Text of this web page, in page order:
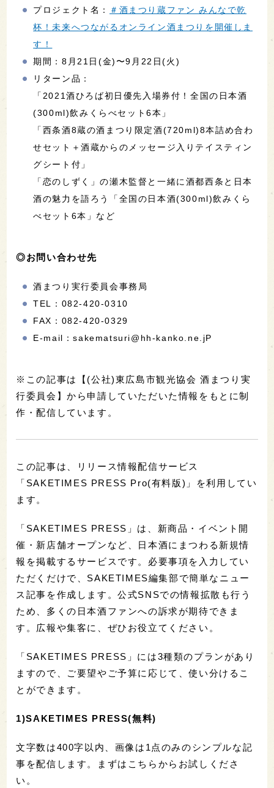
プロジェクト名：
＃酒まつり蔵ファン みんなで乾
杯！未来へつながるオンライン酒まつりを開催しま
す！
期間：8月21日(金)〜9月22日(火)
リターン品：
「2021酒ひろば初日優先入場券付！全国の日本酒
(300ml)飲みくらべセット6本」
「西条酒8蔵の酒まつり限定酒(720ml)8本詰め合わ
せセット＋酒蔵からのメッセージ入りテイスティン
グシート付」
「恋のしずく」の瀬木監督と一緒に酒都西条と日本
酒の魅力を語ろう「全国の日本酒(300ml)飲みくら
べセット6本」など
◎お問い合わせ先
酒まつり実行委員会事務局
TEL：082-420-0310
FAX：082-420-0329
E-mail：sakematsuri@hh-kanko.ne.jP
※この記事は【(公社)東広島市観光協会 酒まつり実
行委員会】から申請していただいた情報をもとに制
作・配信しています。
この記事は、リリース情報配信サービス
「SAKETIMES PRESS Pro(有料版)」を利用してい
ます。
「SAKETIMES PRESS」は、新商品・イベント開
催・新店舗オープンなど、日本酒にまつわる新規情
報を掲載するサービスです。必要事項を入力してい
ただくだけで、SAKETIMES編集部で簡単なニュー
ス記事を作成します。公式SNSでの情報拡散も行う
ため、多くの日本酒ファンへの訴求が期待できま
す。広報や集客に、ぜひお役立てください。
「SAKETIMES PRESS」には3種類のプランがあり
ますので、ご要望やご予算に応じて、使い分けるこ
とができます。
1)SAKETIMES PRESS(無料)
文字数は400字以内、画像は1点のみのシンプルな記
事を配信します。まずはこちらからお試しくださ
い。